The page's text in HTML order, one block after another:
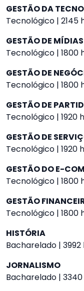
GESTÃO DA
Tecnológico | 2145
GESTÃO DE
Tecnológico | 1800
GESTÃO DE
Tecnológico | 1800
GESTÃO DE
Tecnológico | 1920
GESTÃO DE
Tecnológico | 1920
GESTÃO DO E-
Tecnológico | 1800
GESTÃO
Tecnológico | 1800
HISTÓRIA
Bacharelado | 3992
JORNALISMO
Bacharelado |